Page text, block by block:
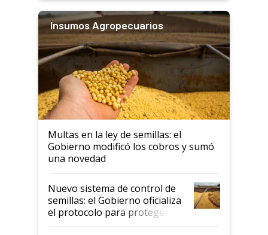
Insumos Agropecuarios
Multas en la ley de semillas: el
Gobierno modificó los cobros y sumó
una novedad
Nuevo sistema de control de
semillas: el Gobierno oficializa
el protocolo para proteger la
propiedad intelectual